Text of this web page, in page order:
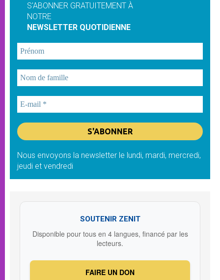
S'ABONNER GRATUITEMENT À
NOTRE
NEWSLETTER QUOTIDIENNE
Nous envoyons la newsletter le lundi, mardi, mercredi,
jeudi et vendredi
SOUTENIR ZENIT
Disponible pour tous en 4 langues, financé par les
lecteurs.
FAIRE UN DON